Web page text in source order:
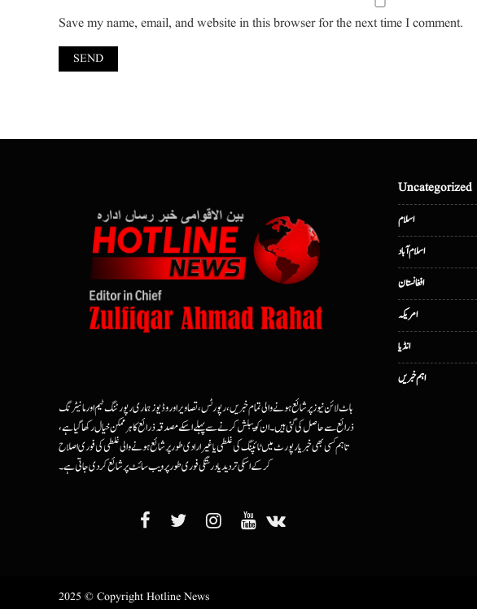
Save my name, email, and website in this browser for the next time I comment.
ہاٹ لائن نیوز پر شائع ہونے والی تمام خبریں، رپورٹس، تصاویر اور وڈیوز ہماری رپورٹنگ ٹیم اور مانیٹرنگ
ذرائع سے حاصل کی گئی ہیں۔ ان کو پبلش کرنے سے پہلے اسکے مصدقہ ذرائع کا ہرممکن خیال رکھا گیا ہے،
تاہم کسی بھی خبر یا رپورٹ میں ٹائپنگ کی غلطی یا غیرارادی طور پر شائع ہونے والی غلطی کی فوری اصلاح
کرکے اسکی تردید یا درستگی فوری طور پر ویب سائٹ پر شائع کردی جاتی ہے۔
Uncategorized
اسلام
اسلام آباد
افغانستان
امریکہ
انڈیا
اہم خبریں
2025 © Copyright Hotline News